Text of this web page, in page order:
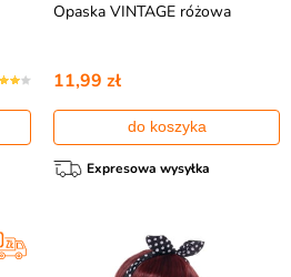
Opaska VINTAGE różowa
11,99 zł
do koszyka
Expresowa wysyłka